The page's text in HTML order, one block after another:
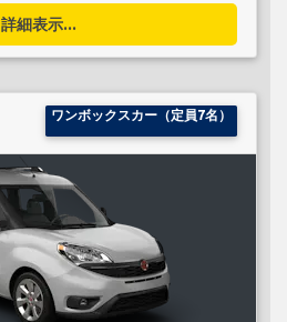
詳細表示...
ワンボックスカー（定員7名）